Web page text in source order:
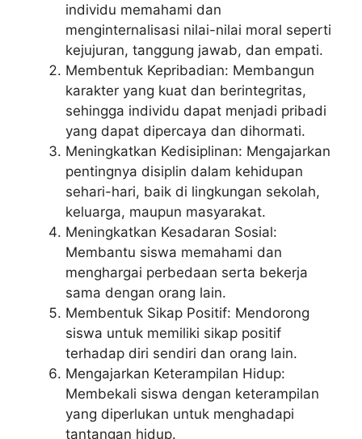
individu memahami dan
menginternalisasi nilai-nilai moral seperti
kejujuran, tanggung jawab, dan empati.
Membentuk Kepribadian: Membangun
karakter yang kuat dan berintegritas,
sehingga individu dapat menjadi pribadi
yang dapat dipercaya dan dihormati.
Meningkatkan Kedisiplinan: Mengajarkan
pentingnya disiplin dalam kehidupan
sehari-hari, baik di lingkungan sekolah,
keluarga, maupun masyarakat.
Meningkatkan Kesadaran Sosial:
Membantu siswa memahami dan
menghargai perbedaan serta bekerja
sama dengan orang lain.
Membentuk Sikap Positif: Mendorong
siswa untuk memiliki sikap positif
terhadap diri sendiri dan orang lain.
Mengajarkan Keterampilan Hidup:
Membekali siswa dengan keterampilan
yang diperlukan untuk menghadapi
tantangan hidup.